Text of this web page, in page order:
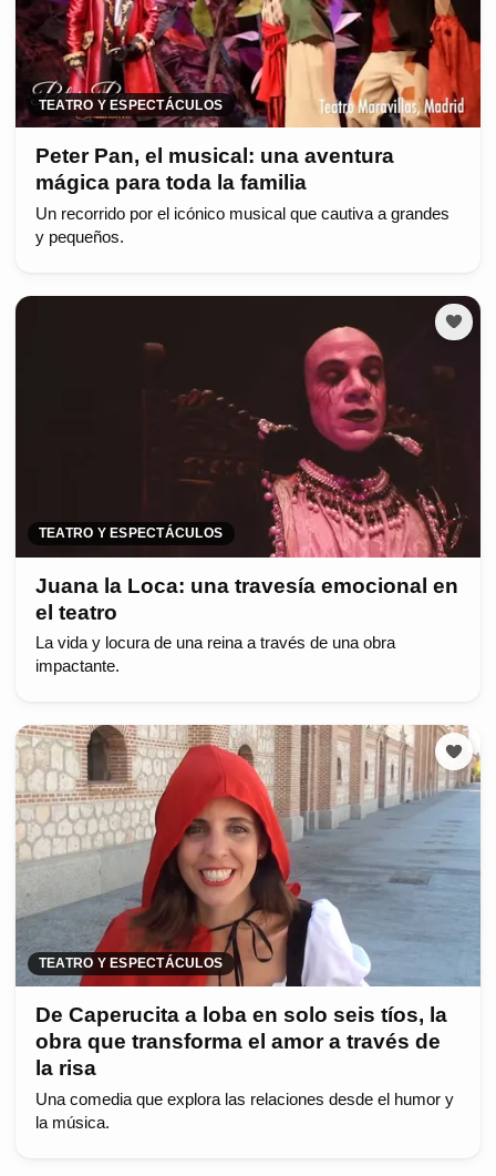
TEATRO Y ESPECTÁCULOS
Peter Pan, el musical: una aventura
mágica para toda la familia
Un recorrido por el icónico musical que cautiva a grandes
y pequeños.
TEATRO Y ESPECTÁCULOS
Juana la Loca: una travesía emocional en
el teatro
La vida y locura de una reina a través de una obra
impactante.
TEATRO Y ESPECTÁCULOS
De Caperucita a loba en solo seis tíos, la
obra que transforma el amor a través de
la risa
Una comedia que explora las relaciones desde el humor y
la música.